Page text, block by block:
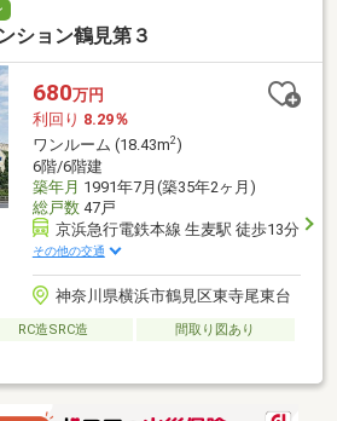
ション鶴見第３
680万円
利回り 8.29％
ワンルーム (18.43m2)
6階/6階建
築年月 1991年7月(築35年2ヶ月)
総戸数47戸
京浜急行電鉄本線 生麦駅 徒歩13分
その他の交通
神奈川県横浜市鶴見区東寺尾東台
RC造SRC造
間取り図あり